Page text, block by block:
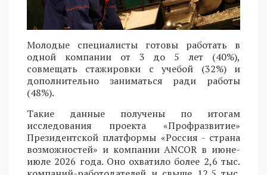
Молодые специалисты готовы работать в
одной компании от 3 до 5 лет (40%),
совмещать стажировки с учебой (32%) и
дополнительно заниматься ради работы
(48%).
Такие данные получены по итогам
исследования проекта «Профразвитие»
Президентской платформы «Россия - страна
возможностей» и компании ANCOR в июне-
июле 2026 года. Оно охватило более 2,6 тыс.